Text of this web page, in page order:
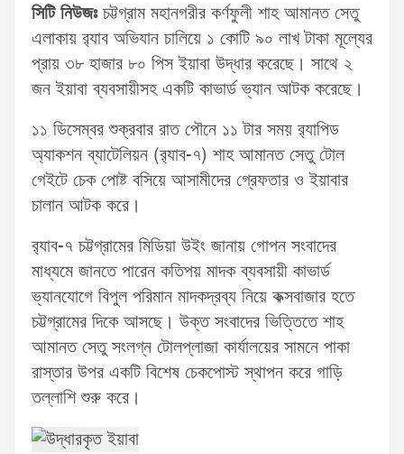
সিটি নিউজঃচট্টগ্রাম মহানগরীর কর্ণফুলী শাহ আমানত সেতু
এলাকায় র‍্যাব অভিযান চালিয়ে ১ কোটি ৯০ লাখ টাকা মূল্যের
প্রায় ৩৮ হাজার ৮০ পিস ইয়াবা উদ্ধার করেছে। সাথে ২
জন ইয়াবা ব্যবসায়ীসহ একটি কাভার্ড ভ্যান আটক করেছে।
১১ ডিসেম্বর শুক্রবার রাত পৌনে ১১ টার সময় র‍্যাপিড
অ্যাকশন ব্যাটেলিয়ন (র‍্যাব-৭) শাহ আমানত সেতু টোল
গেইটে চেক পোষ্ট বসিয়ে আসামীদের গ্রেফতার ও ইয়াবার
চালান আটক করে।
র‌্যাব-৭ চট্টগ্রামের মিডিয়া উইং জানায় গোপন সংবাদের
মাধ্যমে জানতে পারেন কতিপয় মাদক ব্যবসায়ী কাভার্ড
ভ্যানযোগে বিপুল পরিমান মাদকদ্রব্য নিয়ে কক্সবাজার হতে
চট্টগ্রামের দিকে আসছে। উক্ত সংবাদের ভিত্তিতে শাহ
আমানত সেতু সংলগ্ন টোলপ্লাজা কার্যালয়ের সামনে পাকা
রাস্তার উপর একটি বিশেষ চেকপোস্ট স্থাপন করে গাড়ি
তল্লাশি শুরু করে।